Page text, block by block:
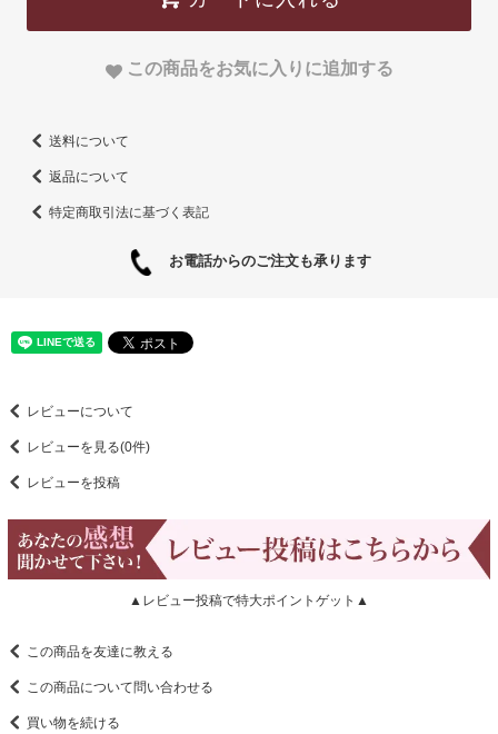
この商品をお気に入りに追加する
送料について
返品について
特定商取引法に基づく表記
お電話からのご注文も承ります
レビューについて
レビューを見る(0件)
レビューを投稿
▲レビュー投稿で特大ポイントゲット▲
この商品を友達に教える
この商品について問い合わせる
買い物を続ける